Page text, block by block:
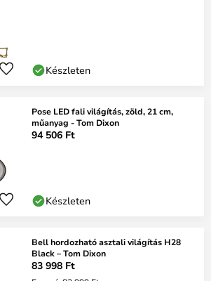
Készleten
Pose LED fali világítás, zöld, 21 cm,
műanyag - Tom Dixon
94 506 Ft
Készleten
Bell hordozható asztali világítás H28
Black – Tom Dixon
83 998 Ft